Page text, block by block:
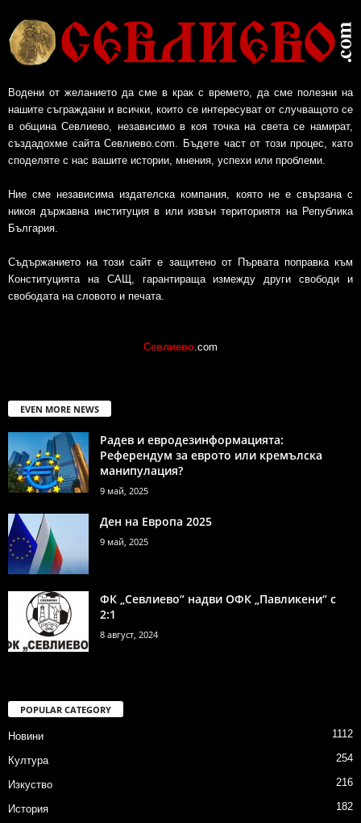
Водени от желанието да сме в крак с времето, да сме полезни на
нашите съграждани и всички, които се интересуват от случващото се
в община Севлиево, независимо в коя точка на света се намират,
създадохме сайта Севлиево.com. Бъдете част от този процес, като
споделяте с нас вашите истории, мнения, успехи или проблеми.
Ние сме независима издателска компания, която не е свързана с
никоя държавна институция в или извън териториятя на Република
България.
Съдържанието на този сайт е защитено от Първата поправка към
Конституцията на САЩ, гарантираща измежду други свободи и
свободата на словото и печата.
Севлиево.com
EVEN MORE NEWS
Радев и евродезинформацията:
Референдум за еврото или кремълска
манипулация?
9 май, 2025
Ден на Европа 2025
9 май, 2025
ФК „Севлиево“ надви ОФК „Павликени“ с
2:1
8 август, 2024
POPULAR CATEGORY
Новини 1112
Култура 254
Изкуство 216
История 182